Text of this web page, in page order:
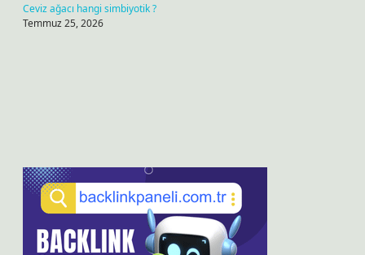
Ceviz ağacı hangi simbiyotik ?
Temmuz 25, 2026